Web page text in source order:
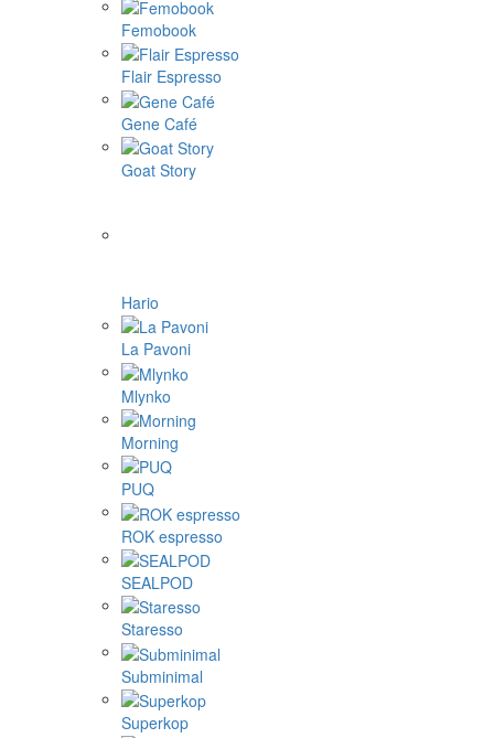
Femobook
Flair Espresso
Gene Café
Goat Story
Hario
La Pavoni
Mlynko
Morning
PUQ
ROK espresso
SEALPOD
Staresso
Subminimal
Superkop